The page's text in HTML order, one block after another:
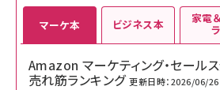
マーケ本
Amazon マーケティング・セール
売れ筋ランキング 更新日時：2026/06/
ビジネス本 家電
ラ